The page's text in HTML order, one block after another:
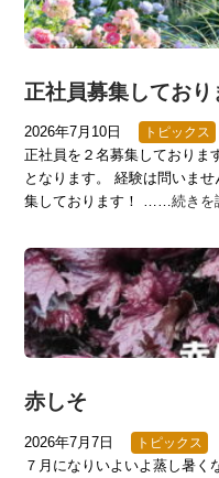
正社員募集しており
2026年7月10日 トピックス
正社員を２名募集しておりま
となります。 経験は問いま
集しております！ ……続きを
赤しそ
2026年7月7日 トピックス
７月になりいよいよ蒸し暑く